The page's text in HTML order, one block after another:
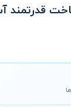
قدرتمند